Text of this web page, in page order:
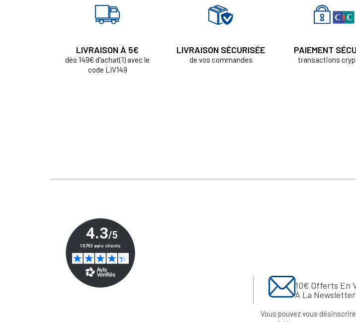
LIVRAISON À 5€
dès 149€ d'achat(1) avec le
code LIV149
LIVRAISON SÉCURISÉE
de vos commandes
PAIEMENT
transactions
10€ Offerts En
À La
Vous pouvez vous